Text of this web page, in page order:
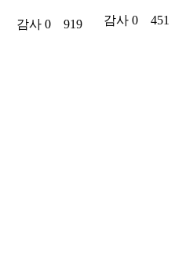
감사 0 919 감사 0451